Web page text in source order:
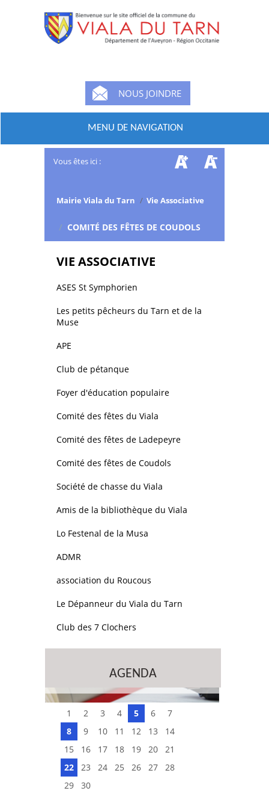
NOUS JOINDRE
MENU DE NAVIGATION
Vous êtes ici :
Mairie Viala du Tarn / Vie Associative
/ COMITÉ DES FÊTES DE COUDOLS
VIE ASSOCIATIVE
ASES St Symphorien
Les petits pêcheurs du Tarn et de la
Muse
APE
Club de pétanque
Foyer d'éducation populaire
Comité des fêtes du Viala
Comité des fêtes de Ladepeyre
Comité des fêtes de Coudols
Société de chasse du Viala
Amis de la bibliothèque du Viala
Lo Festenal de la Musa
ADMR
association du Roucous
Le Dépanneur du Viala du Tarn
Club des 7 Clochers
AGENDA
1 2 3 4 5 6
7
8
9 10 11 12 13
14
15
16 17 18 19 20
21
22
23 24 25 26 27
28
29
30